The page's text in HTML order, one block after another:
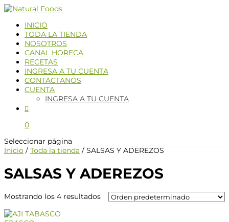
INICIO
TODA LA TIENDA
NOSOTROS
CANAL HORECA
RECETAS
INGRESA A TU CUENTA
CONTACTANOS
CUENTA
INGRESA A TU CUENTA
0
Seleccionar página
Inicio / Toda la tienda / SALSAS Y ADEREZOS
SALSAS Y ADEREZOS
Mostrando los 4 resultados